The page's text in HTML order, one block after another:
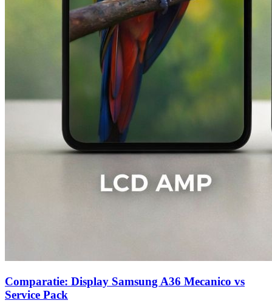
Comparatie: Display Samsung A36 Mecanico vs
Service Pack